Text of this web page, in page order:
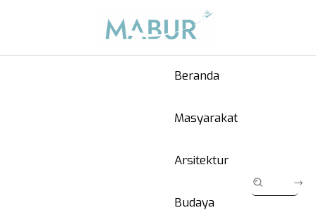
Beranda
Masyarakat
Arsitektur
Budaya